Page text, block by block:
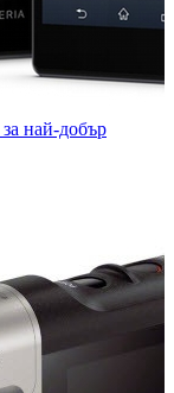
най-добър